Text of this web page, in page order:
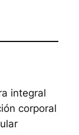
integral
corporal